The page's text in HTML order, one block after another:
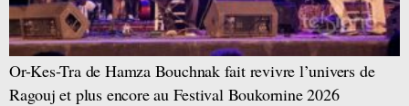
Or-Kes-Tra de Hamza Bouchnak fait revivre l’univers de
Ragouj et plus encore au Festival Boukornine 2026